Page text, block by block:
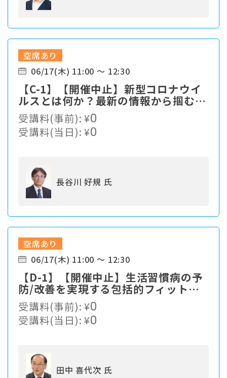
空席あり
06/17(木) 11:00 ～ 12:30
【C-1】【開催中止】新型コロナウイ
ルスとは何か？最新の情報から掴む対
策最前線
受講料(事前):¥0
受講料(当日):¥0
長谷川 好規 氏
空席あり
06/17(木) 11:00 ～ 12:30
【D-1】【開催中止】生活習慣病の予
防/改善を実現する包括的フィットネ
スプログラム
受講料(事前):¥0
受講料(当日):¥0
田中 喜代次 氏